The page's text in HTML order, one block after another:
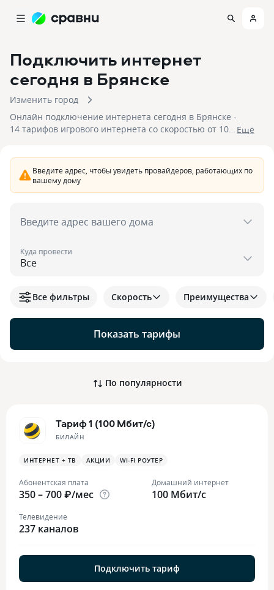
Подключить интернет
сегодня в Брянске
Изменить город
Онлайн подключение интернета сегодня в Брянске -
14 тарифов игрового интернета со скоростью от 100
рублей. Отправьте заявку, чтобы быстро
подключить интернет сегодня в Брянске.
Eщё
Введите адрес, чтобы увидеть провайдеров, работающих по
вашему дому
Введите адрес вашего дома
Куда провести
Показать тарифы
Все фильтры Скорость Преимущества
По популярности
Тариф 1 (100 Мбит/с)
БИЛАЙН
ИНТЕРНЕТ + ТВ АКЦИИ WI-FI РОУТЕР
Абонентская плата
350 – 700 ₽/мес
Домашний интернет
100 Мбит/с
Телевидение
237 каналов
Подключить тариф